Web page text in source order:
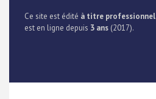
Ce site est édité à titre professionnel
est en ligne depuis 3 ans (2017).